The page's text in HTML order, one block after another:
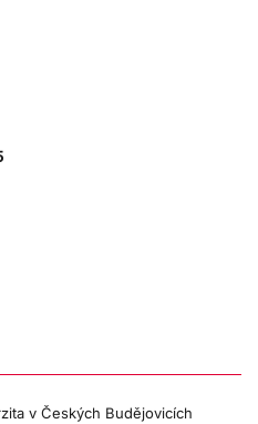
v Českých Budějovicích